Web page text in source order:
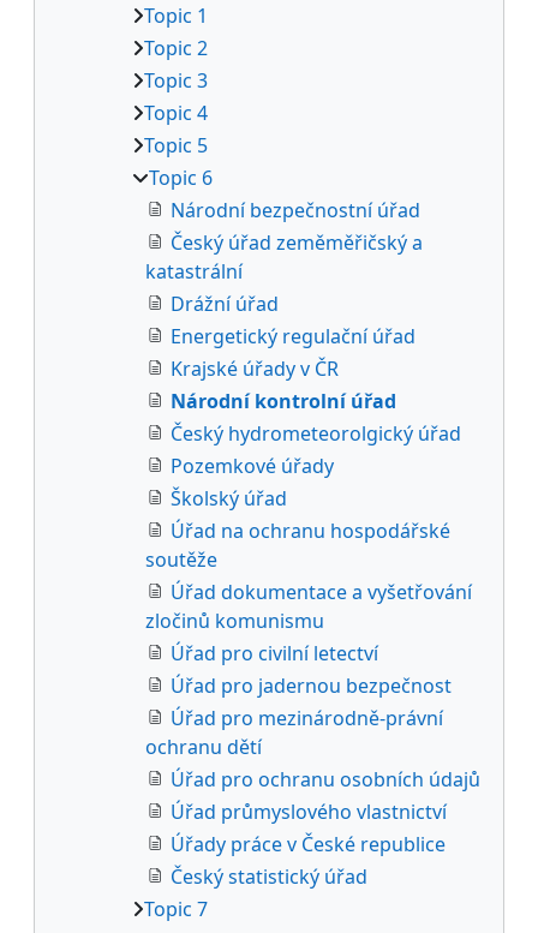
Topic 1
Topic 2
Topic 3
Topic 4
Topic 5
Topic 6
Národní bezpečnostní úřad
Český úřad zeměměřičský a
katastrální
Drážní úřad
Energetický regulační úřad
Krajské úřady v ČR
Národní kontrolní úřad
Český hydrometeorolgický úřad
Pozemkové úřady
Školský úřad
Úřad na ochranu hospodářské
soutěže
Úřad dokumentace a vyšetřování
zločinů komunismu
Úřad pro civilní letectví
Úřad pro jadernou bezpečnost
Úřad pro mezinárodně-právní
ochranu dětí
Úřad pro ochranu osobních údajů
Úřad průmyslového vlastnictví
Úřady práce v České republice
Český statistický úřad
Topic 7